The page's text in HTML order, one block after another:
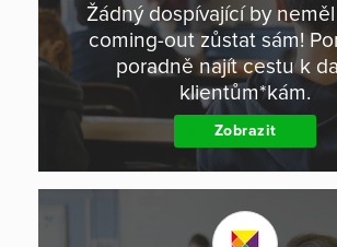
Žádný dospívající by
coming-out zůstat sám!
poradně najít cestu k
klientům*kám.
Zobrazit